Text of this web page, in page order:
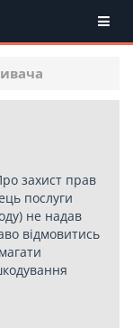
захист прав
послуги
не надав
відмовитись